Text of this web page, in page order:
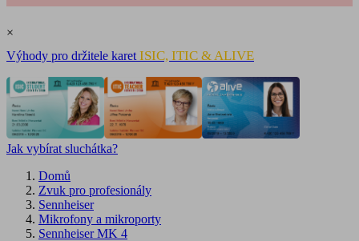
×
Výhody pro držitele karet ISIC, ITIC & ALIVE
Jak vybírat sluchátka?
Domů
Zvuk pro profesionály
Sennheiser
Mikrofony a mikroporty
Sennheiser MK 4